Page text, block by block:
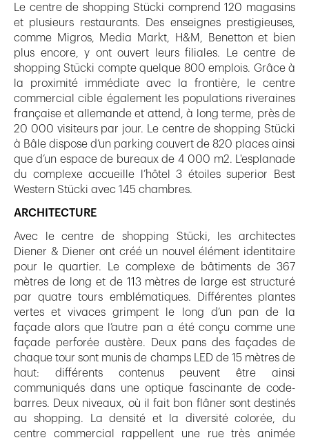
Le centre de shopping Stücki comprend 120 magasins
et plusieurs restaurants. Des enseignes prestigieuses,
comme Migros, Media Markt, H&M, Benetton et bien
plus encore, y ont ouvert leurs filiales. Le centre de
shopping Stücki compte quelque 800 emplois. Grâce à
la proximité immédiate avec la frontière, le centre
commercial cible également les populations riveraines
française et allemande et attend, à long terme, près de
20 000 visiteurs par jour. Le centre de shopping Stücki
à Bâle dispose d’un parking couvert de 820 places ainsi
que d’un espace de bureaux de 4 000 m2. L'esplanade
du complexe accueille l’hôtel 3 étoiles superior Best
Western Stücki avec 145 chambres.
ARCHITECTURE
Avec le centre de shopping Stücki, les architectes
Diener & Diener ont créé un nouvel élément identitaire
pour le quartier. Le complexe de bâtiments de 367
mètres de long et de 113 mètres de large est structuré
par quatre tours emblématiques. Différentes plantes
vertes et vivaces grimpent le long d’un pan de la
façade alors que l’autre pan a été conçu comme une
façade perforée austère. Deux pans des façades de
chaque tour sont munis de champs LED de 15 mètres de
haut: différents contenus peuvent être ainsi
communiqués dans une optique fascinante de code-
barres. Deux niveaux, où il fait bon flâner sont destinés
au shopping. La densité et la diversité colorée, du
centre commercial rappellent une rue très animée